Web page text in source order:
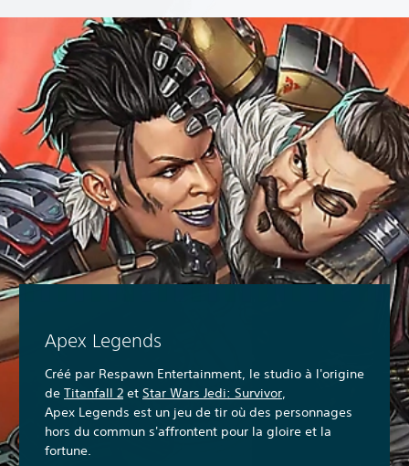
Apex Legends
Créé par Respawn Entertainment, le studio à l'origine
de Titanfall 2 et Star Wars Jedi: Survivor
Apex Legends est un jeu de tir où des personnages
hors du commun s'affrontent pour la gloire et la
fortune.